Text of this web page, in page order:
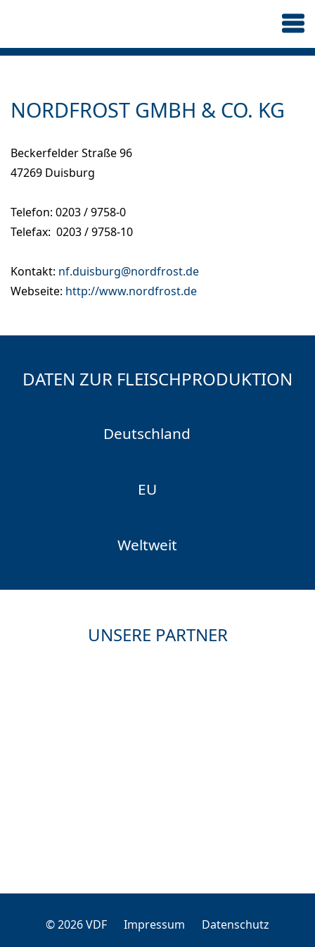
NORDFROST GMBH & CO. KG
Beckerfelder Straße 96
47269 Duisburg
Telefon: 0203 / 9758-0
Telefax: 0203 / 9758-10
Kontakt: nf.duisburg@nordfrost.de
Webseite: http://www.nordfrost.de
DATEN ZUR FLEISCHPRODUKTION
Deutschland
EU
Weltweit
UNSERE PARTNER
© 2026 VDF Impressum Datenschutz